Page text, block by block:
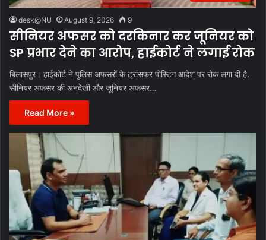
desk@NU August 9, 2026 9
सीनियर अफसर को दरकिनार कर जूनियर को
SP प्रभार देने का आरोप, हाईकोर्ट ने लगाई रोक
बिलासपुर। हाईकोर्ट ने पुलिस अफसरों के ट्रांसफर पोस्टिंग आदेश पर रोक लगा दी है.
सीनियर अफसर की अनदेखी और जूनियर अफसर…
Read More »